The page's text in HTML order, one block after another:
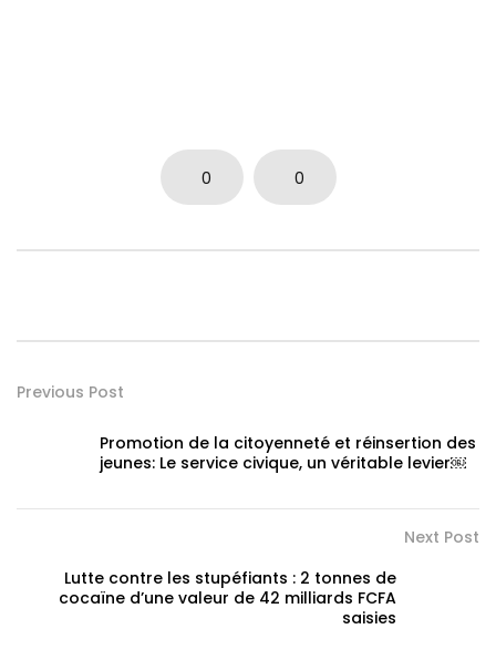
0 0
Previous Post
Promotion de la citoyenneté et réinsertion des
jeunes: Le service civique, un véritable levier￼
Next Post
Lutte contre les stupéfiants : 2 tonnes de
cocaïne d’une valeur de 42 milliards FCFA
saisies